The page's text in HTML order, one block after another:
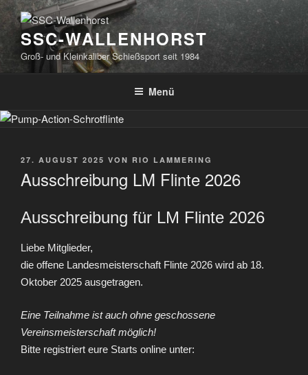
Zum
Inhalt
springenSSC-WALLENHORST
Groß- und Kleinkaliber Schießsport seit 1984
Menü
VERÖFFENTLICHT
27. AUGUST 2025 VON RIO LAMMERING
Ausschreibung LM Flinte 2026
Ausschreibung für LM Flinte 2026
Liebe Mitglieder,
die offene Landesmeisterschaft Flinte 2026 wird ab 18.
Oktober 2025 ausgetragen.
Eine Teilnahme ist auch ohne geschossene
Vereinsmeisterschaft möglich!
Bitte registriert eure Starts online unter: